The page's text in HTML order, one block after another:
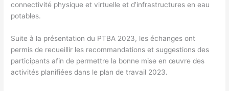
connectivité physique et virtuelle et d’infrastructures en eau
potables.
Suite à la présentation du PTBA 2023, les échanges ont
permis de recueillir les recommandations et suggestions des
participants afin de permettre la bonne mise en œuvre des
activités planifiées dans le plan de travail 2023.